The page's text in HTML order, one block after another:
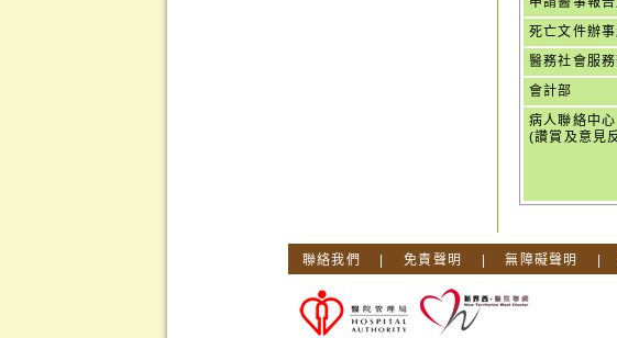
死亡文件辦
醫務社會服
會計部
病人聯絡中心
(讚賞及意見
聯絡我們 免責聲明 無障礙聲明